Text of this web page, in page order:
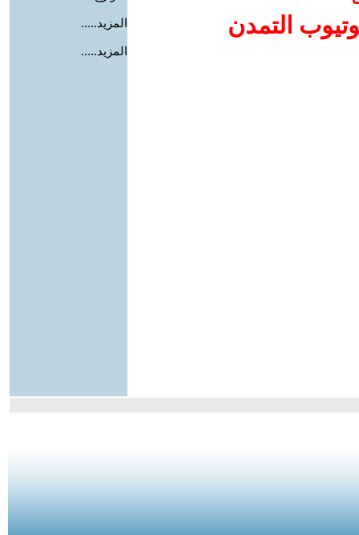
التمدن
المزيد.....
المزيد.....